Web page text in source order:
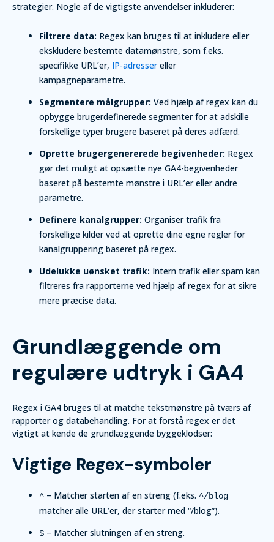
strategier. Nogle af de vigtigste anvendelser inkluderer:
Filtrere data: Regex kan bruges til at inkludere eller
ekskludere bestemte datamønstre, som f.eks.
specifikke URL’er, IP-adressereller
kampagneparametre.
Segmentere målgrupper: Ved hjælp af regex kan du
opbygge brugerdefinerede segmenter for at adskille
forskellige typer brugere baseret på deres adfærd.
Oprette brugergenererede begivenheder: Regex
gør det muligt at opsætte nye GA4-begivenheder
baseret på bestemte mønstre i URL’er eller andre
parametre.
Definere kanalgrupper: Organiser trafik fra
forskellige kilder ved at oprette dine egne regler for
kanalgruppering baseret på regex.
Udelukke uønsket trafik: Intern trafik eller spam kan
filtreres fra rapporterne ved hjælp af regex for at sikre
mere præcise data.
Grundlæggende om
regulære udtryk i GA4
Regex i GA4 bruges til at matche tekstmønstre på tværs af
rapporter og databehandling. For at forstå regex er det
vigtigt at kende de grundlæggende byggeklodser:
Vigtige Regex-symboler
^ – Matcher starten af en streng (f.eks. ^/blog
matcher alle URL’er, der starter med “/blog”).
$ – Matcher slutningen af en streng.